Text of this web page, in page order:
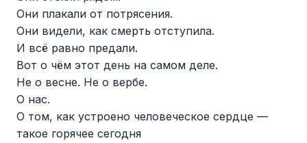
Они плакали от потрясения.
Они видели, как смерть отступила.
И всё равно предали.
Вот о чём этот день на самом деле.
Не о весне. Не о вербе.
О нас.
О том, как устроено человеческое сердце —
такое горячее сегодня